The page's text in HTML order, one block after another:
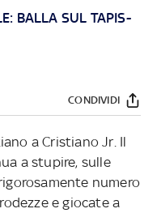
BALLA SUL TAPIS-
CONDIVIDI
a Cristiano Jr. Il
a stupire, sulle
numero
e giocate a